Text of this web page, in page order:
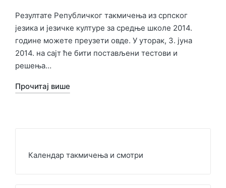
Резултате Републичког такмичења из српског
језика и језичке културе за средње школе 2014.
године можете преузети овде. У уторак, 3. јуна
2014. на сајт ће бити постављени тестови и
решења…
Прочитај више
Календар такмичења и смотри